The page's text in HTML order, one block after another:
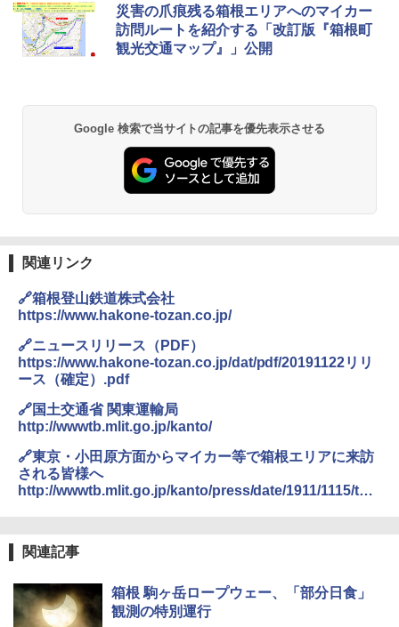
災害の爪痕残る箱根エリアへのマイカー
訪問ルートを紹介する「改訂版『箱根町
観光交通マップ』」公開
Google 検索で当サイトの記事を優先表示させる
関連リンク
🔗箱根登山鉄道株式会社
https://www.hakone-tozan.co.jp/
🔗ニュースリリース（PDF）
https://www.hakone-tozan.co.jp/dat/pdf/20191122リリ
ース（確定）.pdf
🔗国土交通省 関東運輸局
http://wwwtb.mlit.go.jp/kanto/
🔗東京・小田原方面からマイカー等で箱根エリアに来訪
される皆様へ
http://wwwtb.mlit.go.jp/kanto/press/date/1911/1115/tk_
関連記事
箱根 駒ヶ岳ロープウェー、「部分日食」
観測の特別運行